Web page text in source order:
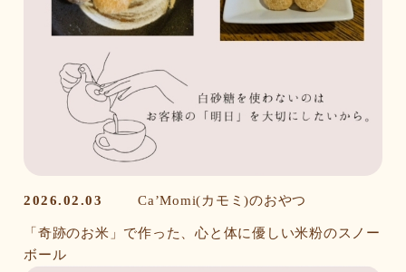
2026.02.03 Ca’Momi(カモミ)のおやつ
「奇跡のお米」で作った、心と体に優しい米粉のスノー
ボール